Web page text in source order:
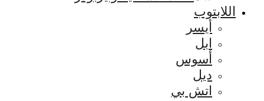
اللابتوب
أيسر
ابل
أسوس
ديل
اتش بي